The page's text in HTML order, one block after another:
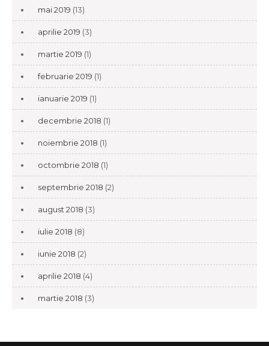
mai 2019 (13)
aprilie 2019 (3)
martie 2019 (1)
februarie 2019 (1)
ianuarie 2019 (1)
decembrie 2018 (1)
noiembrie 2018 (1)
octombrie 2018 (1)
septembrie 2018 (2)
august 2018 (3)
iulie 2018 (8)
iunie 2018 (2)
aprilie 2018 (4)
martie 2018 (3)